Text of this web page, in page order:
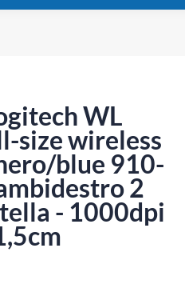
WL
size wireless
blue 910-
2
- 1000dpi